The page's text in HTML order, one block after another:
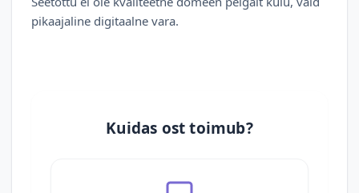
pikaajaline digitaalne vara.
Kuidas ost toimub?